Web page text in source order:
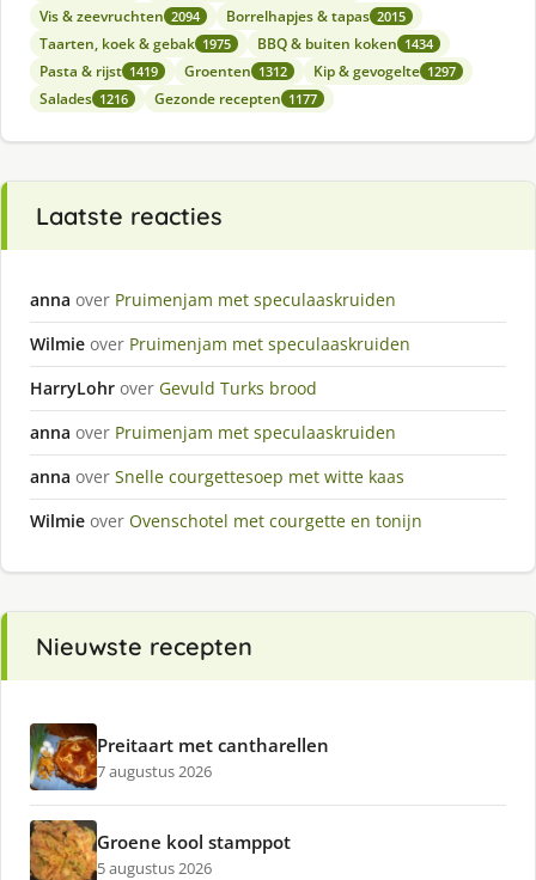
Vis & zeevruchten 2094 Borrelhapjes & tapas 2015
Taarten, koek & gebak 1975 BBQ & buiten koken 1434
Pasta & rijst 1419 Groenten 1312 Kip & gevogelte 1297
Salades 1216 Gezonde recepten 1177
Laatste reacties
anna over Pruimenjam met speculaaskruiden
Wilmie over Pruimenjam met speculaaskruiden
HarryLohr over Gevuld Turks brood
anna over Pruimenjam met speculaaskruiden
anna over Snelle courgettesoep met witte kaas
Wilmie over Ovenschotel met courgette en tonijn
Nieuwste recepten
Preitaart met cantharellen
7 augustus 2026
Groene kool stamppot
5 augustus 2026